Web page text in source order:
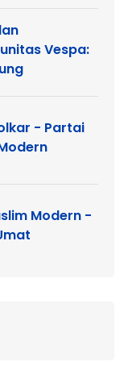
Vespa:
- Partai
Modern -